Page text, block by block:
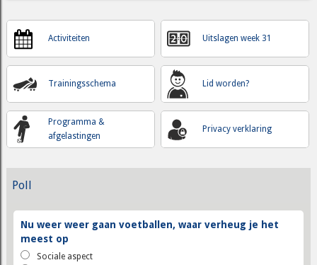
Activiteiten
Trainingsschema
Programma &
afgelastingen
Uitslagen week 31
Lid worden?
Privacy verklaring
Poll
Nu weer weer gaan voetballen, waar verheug je het
meest op
Sociale aspect